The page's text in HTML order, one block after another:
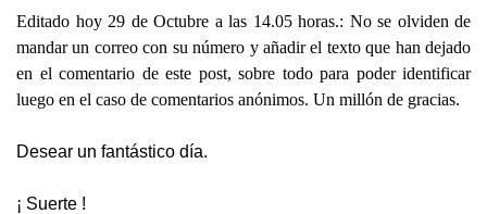
Editado hoy 29 de Octubre a las 14.05 horas.: No se olviden de
mandar un correo con su número y añadir el texto que han dejado
en el comentario de este post, sobre todo para poder identificar
luego en el caso de comentarios anónimos. Un millón de gracias.
Desear un fantástico día.
¡ Suerte !